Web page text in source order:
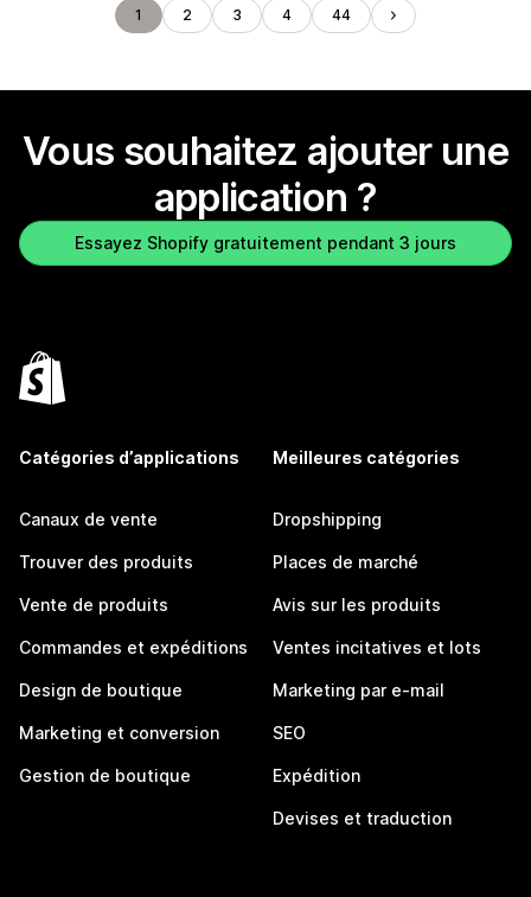
1 2 3 4 44
Vous souhaitez ajouter une
application ?
Essayez Shopify gratuitement pendant 3 jours
Catégories d’applications
Canaux de vente
Trouver des produits
Vente de produits
Commandes et expéditions
Design de boutique
Marketing et conversion
Gestion de boutique
Meilleures catégories
Dropshipping
Places de marché
Avis sur les produits
Ventes incitatives et lots
Marketing par e-mail
SEO
Expédition
Devises et traduction